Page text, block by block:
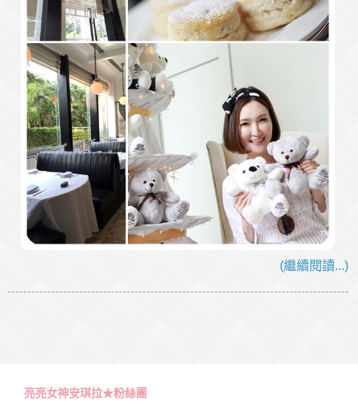
(繼續閱讀...)
亮亮女神安琪拉★粉絲團